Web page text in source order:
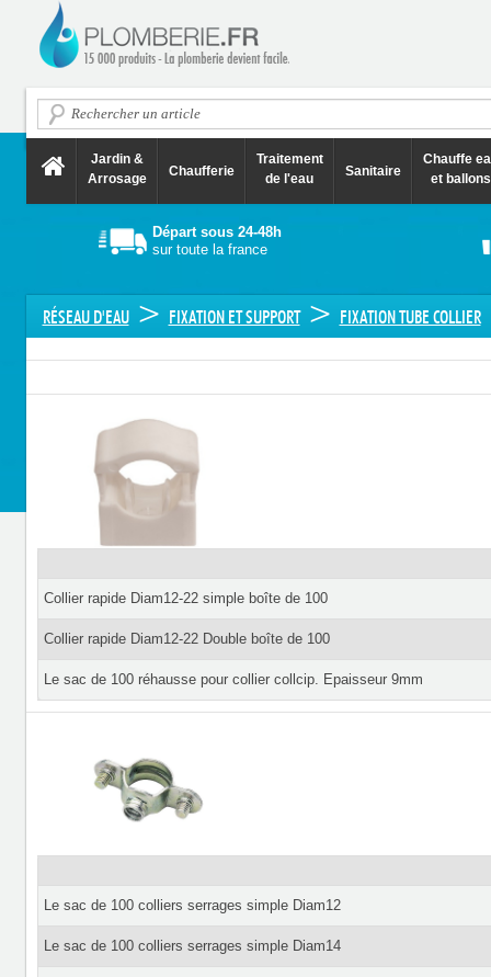
Jardin &
Arrosage
Chaufferie
Traitement
de l'eau
Sanitaire
Chauffe
et ballons
Départ sous 24-48h
sur toute la france
RÉSEAU D'EAU > FIXATION ET SUPPORT > FIXATION TUBE COLLIER
Collier rapide Diam12-22 simple boîte de 100
Collier rapide Diam12-22 Double boîte de 100
Le sac de 100 réhausse pour collier collcip. Epaisseur 9mm
Le sac de 100 colliers serrages simple Diam12
Le sac de 100 colliers serrages simple Diam14